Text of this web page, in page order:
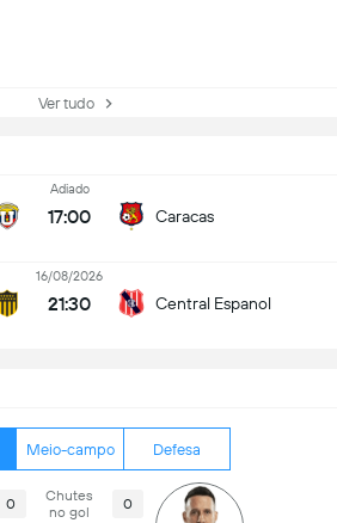
Ver tudo
Adiado
17:00 Caracas
16/08/2026
21:30 Central Espanol
Meio-campo Defesa
0
Chutes
no gol
0